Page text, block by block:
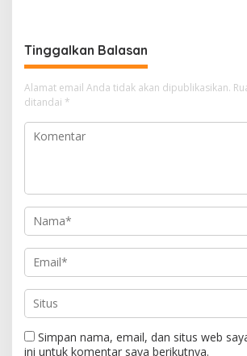
Tinggalkan Balasan
Alamat email Anda tidak akan dipublikasikan.
ditandai *
Simpan nama, email, dan situs web
ini untuk komentar saya berikutnya.